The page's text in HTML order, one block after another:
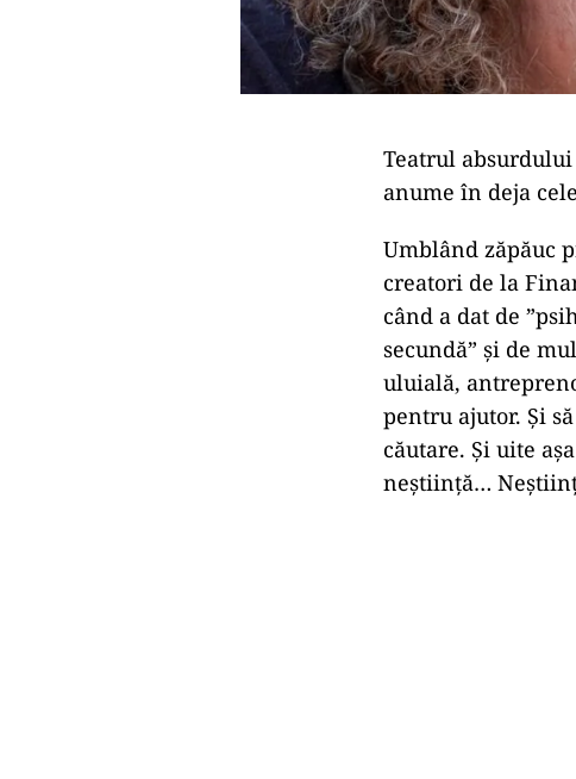
Teatrul
anume în deja
Umblând zăpăuc
creatori de la
când a dat de
secundă” și de
uluială,
pentru ajutor. Și
căutare. Și uite
neștiință…